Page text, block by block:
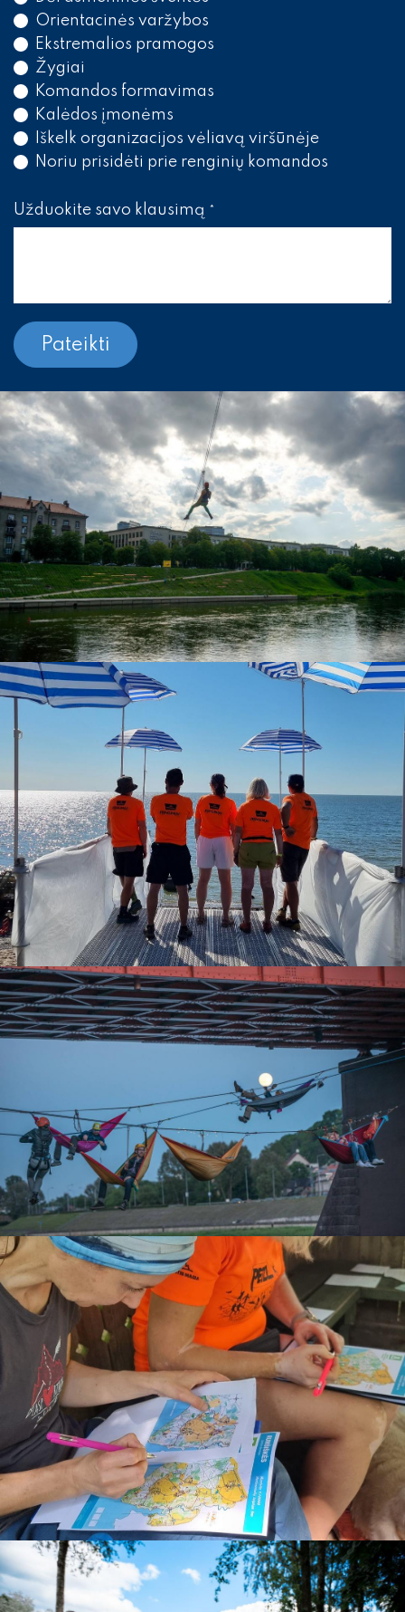
Orientacinės varžybos
Ekstremalios pramogos
Žygiai
Komandos formavimas
Kalėdos įmonėms
Iškelk organizacijos vėliavą viršūnėje
Noriu prisidėti prie renginių komandos
Užduokite savo klausimą *
Pateikti